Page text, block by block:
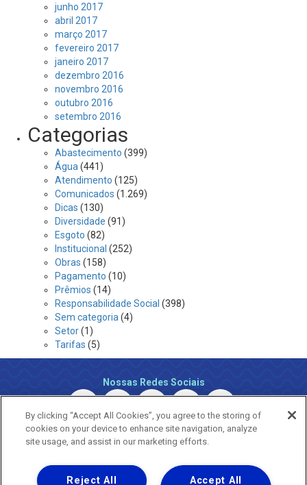
junho 2017
abril 2017
março 2017
fevereiro 2017
janeiro 2017
dezembro 2016
novembro 2016
outubro 2016
setembro 2016
Categorias
Abastecimento (399)
Água (441)
Atendimento (125)
Comunicados (1.269)
Dicas (130)
Diversidade (91)
Esgoto (82)
Institucional (252)
Obras (158)
Pagamento (10)
Prêmios (14)
Responsabilidade Social (398)
Sem categoria (4)
Setor(1)
Tarifas (5)
Nossas Redes Sociais
By clicking “Accept All Cookies”, you agree to the storing of
cookies on your device to enhance site navigation, analyze
site usage, and assist in our marketing efforts.
Accept All
Reject All